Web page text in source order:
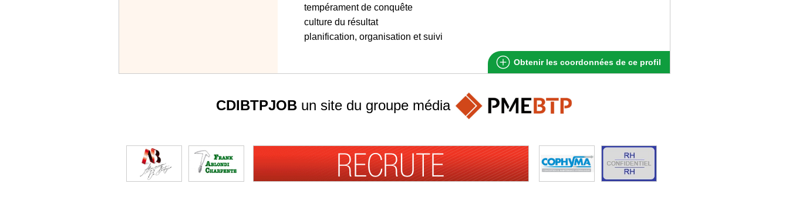
tempérament de conquête
culture du résultat
planification, organisation et suivi
Obtenir les coordonnées de ce profil
CDIBTPJOBun site du groupe média